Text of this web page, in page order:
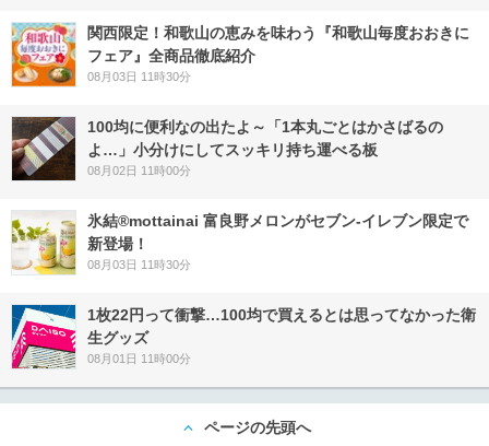
関西限定！和歌山の恵みを味わう『和歌山毎度おおきに
フェア』全商品徹底紹介
08月03日 11時30分
100均に便利なの出たよ～「1本丸ごとはかさばるの
よ…」小分けにしてスッキリ持ち運べる板
08月02日 11時00分
氷結®mottainai 富良野メロンがセブン‐イレブン限定で
新登場！
08月03日 11時30分
1枚22円って衝撃…100均で買えるとは思ってなかった衛
生グッズ
08月01日 11時00分
ページの先頭へ